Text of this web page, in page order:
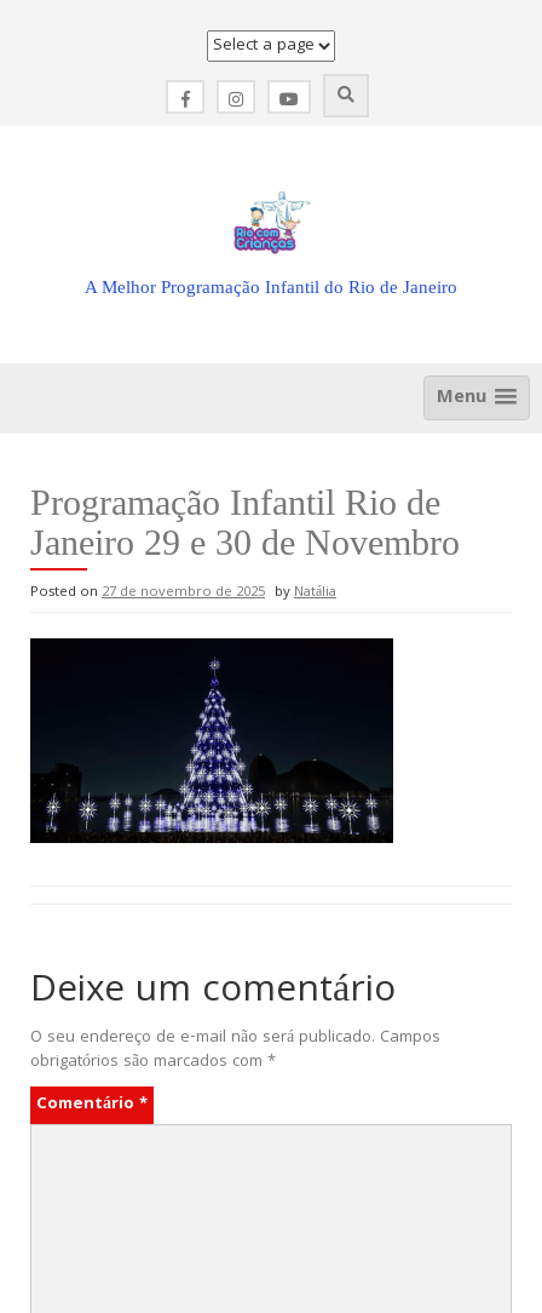
A Melhor Programação Infantil do Rio de Janeiro
Menu
Programação Infantil Rio de
Janeiro 29 e 30 de Novembro
Posted on 27 de novembro de 2025 byNatália
Deixe um comentário
O seu endereço de e-mail não será publicado. Campos
obrigatórios são marcados com *
Comentário *